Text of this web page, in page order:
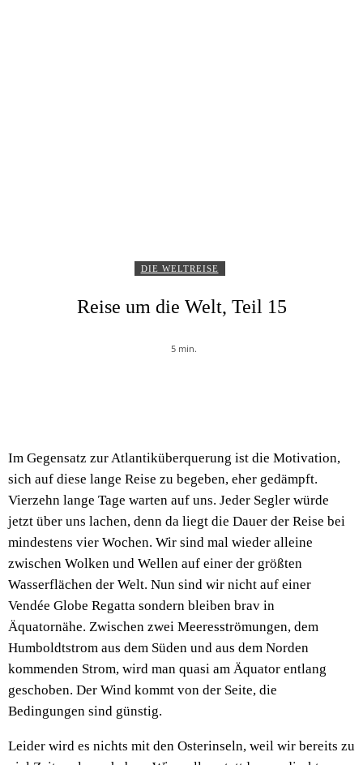
DIE WELTREISE
Reise um die Welt, Teil 15
5min.
Im Gegensatz zur Atlantiküberquerung ist die Motivation,
sich auf diese lange Reise zu begeben, eher gedämpft.
Vierzehn lange Tage warten auf uns. Jeder Segler würde
jetzt über uns lachen, denn da liegt die Dauer der Reise bei
mindestens vier Wochen. Wir sind mal wieder alleine
zwischen Wolken und Wellen auf einer der größten
Wasserflächen der Welt. Nun sind wir nicht auf einer
Vendée Globe Regatta sondern bleiben brav in
Äquatornähe. Zwischen zwei Meeresströmungen, dem
Humboldtstrom aus dem Süden und aus dem Norden
kommenden Strom, wird man quasi am Äquator entlang
geschoben. Der Wind kommt von der Seite, die
Bedingungen sind günstig.
Leider wird es nichts mit den Osterinseln, weil wir bereits zu